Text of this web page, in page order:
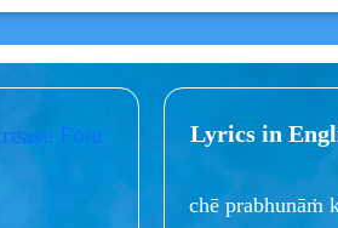
Lyrics in
chē prabhunāṁ